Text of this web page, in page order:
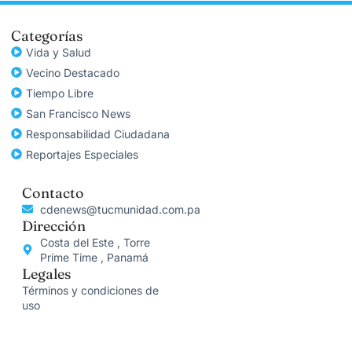
Categorías
Vida y Salud
Vecino Destacado
Tiempo Libre
San Francisco News
Responsabilidad Ciudadana
Reportajes Especiales
Contacto
cdenews@tucmunidad.com.pa
Dirección
Costa del Este , Torre
Prime Time , Panamá
Legales
Términos y condiciones de
uso